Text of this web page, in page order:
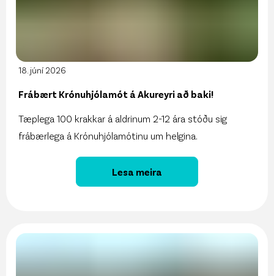
18. júní 2026
Frábært Krónuhjólamót á Akureyri að baki!
Tæplega 100 krakkar á aldrinum 2-12 ára stóðu sig
frábærlega á Krónuhjólamótinu um helgina.
Lesa meira